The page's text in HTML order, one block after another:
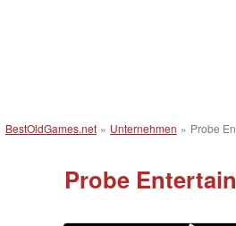
BestOldGames.net » Unternehmen » Probe
Probe